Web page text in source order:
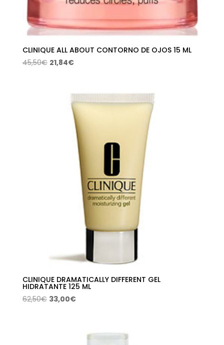
CLINIQUE ALL ABOUT CONTORNO DE OJOS 15 ML
45,50€ El
45,50€.
21,84€El
es:
21,84€.
CLINIQUE DRAMATICALLY DIFFERENT GEL
HIDRATANTE 125 ML
62,50€ El
33,00€El